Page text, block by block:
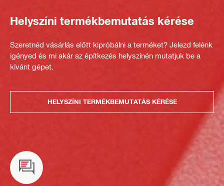
Helyszíni termékbemutatás kérése
Szeretnéd vásárlás előtt kipróbálni a terméket? Jelezd felénk
igényed és mi akár az építkezés helyszínén mutatjuk be a
kívánt gépet.
HELYSZÍNI TERMÉKBEMUTATÁS KÉRÉSE